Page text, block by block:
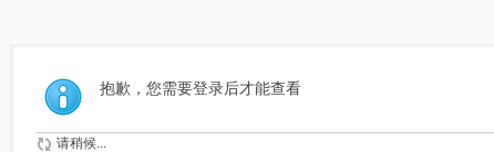
索
抱歉，您需要登录后才能查看
请稍候...